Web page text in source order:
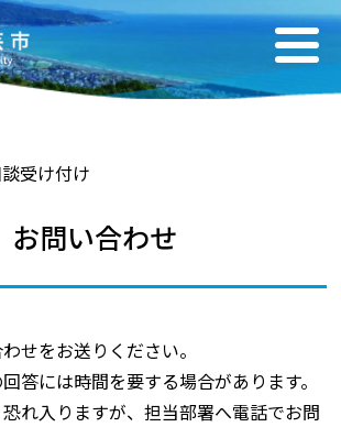
受け付け
お問い合わせ
せをお送りください。
答には時間を要する場合があります。
れ入りますが、担当部署へ電話でお問